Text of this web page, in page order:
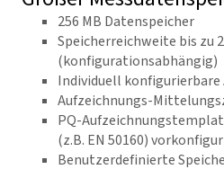
256 MB Datenspeicher
Speicherreichweite bis zu
(konfigurationsabhängig)
Individuell konfigurierbare
Aufzeichnungs-
PQ-
(z.B. EN 50160)
Benutzerdefinierte